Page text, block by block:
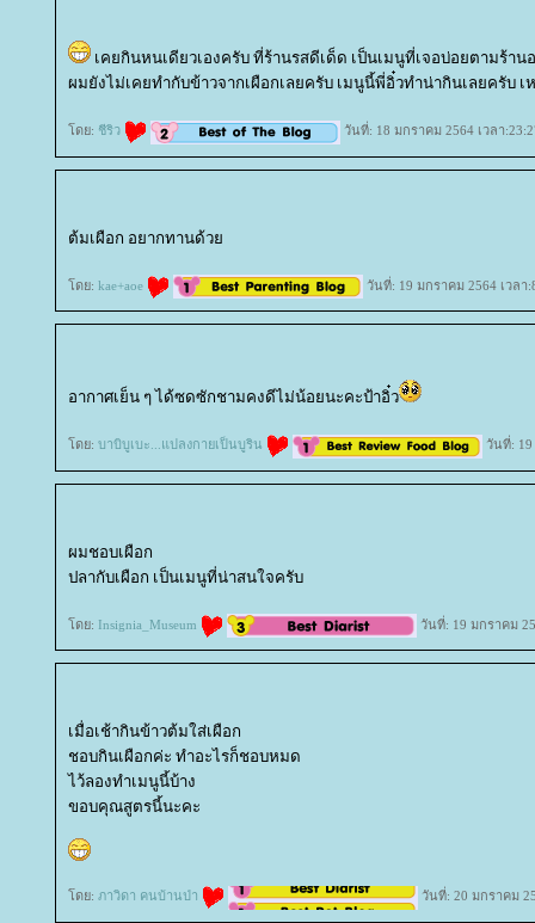
เคยกินหนเดียวเองครับ ที่ร้านรสดีเด็ด เป็นเมนูที่เจอบ่อยตามร้า
ผมยังไม่เคยทำกับข้าวจากเผือกเลยครับ เมนูนี้พี่อิ๋วทำน่ากินเลยครับ เ
ดย: ชีริว วันที่: 18 มกราคม 2564 เวลา
ต้มเผือก อยากทานด้ว
ดย: kae+aoe วันที่: 19 มกราคม 2564 เวลา
อากาศเย็น ๆ ได้ซดซักชามคงดีไม่น้อยนะคะป้าอิ๋ว
ดย: บาบิบูเบะ...แปลงกายเป็นบูริน วันที่: 19
ผมชอบเผือก
ปลากับเผือก เป็นเมนูที่น่าสนใจครับ
ดย: Insignia_Museum วันที่: 19 มกราคม
เมื่อเช้ากินข้าวต้มใส่เผือก
ชอบกินเผือกค่ะ ทำอะไรก็ชอบหมด
ไว้ลองทำเมนูนี้บ้าง
ขอบคุณสูตรนี้นะคะ
ดย: ภาวิดา คนบ้านป่า วันที่: 20 มกราคม